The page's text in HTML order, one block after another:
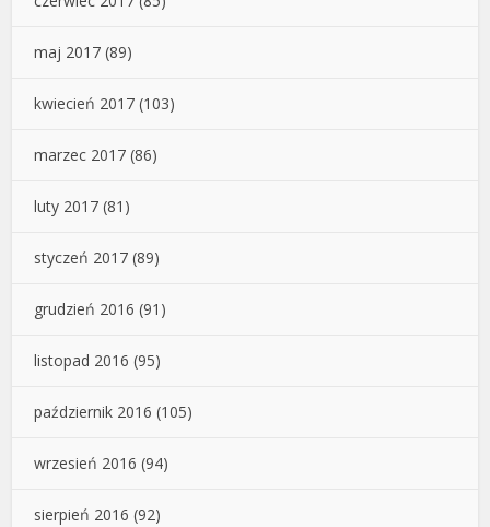
maj 2017 (89)
kwiecień 2017 (103)
marzec 2017 (86)
luty 2017 (81)
styczeń 2017 (89)
grudzień 2016 (91)
listopad 2016 (95)
październik 2016 (105)
wrzesień 2016 (94)
sierpień 2016 (92)